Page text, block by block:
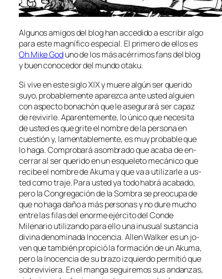
Algunos ami­gos del blog han ac­ce­di­do a es­cri­bir al­go
pa­ra es­te mag­ní­fi­co es­pe­cial. El pri­me­ro de ellos es
Oh Mike Goduno de los más acé­rri­mos fans del blog
y buen co­no­ce­dor del mun­do otaku.
Si vi­ve en es­te si­glo XIX y mue­re al­gún ser que­ri­do
su­yo, pro­ba­ble­men­te apa­rez­ca an­te us­ted al­guien
con as­pec­to bo­na­chón que le ase­gu­ra­rá ser ca­paz
de re­vi­vir­le. Aparentemente, lo úni­co que ne­ce­si­ta
de us­ted es que gri­te el nom­bre de la per­so­na en
cues­tión y, la­men­ta­ble­men­te, es muy pro­ba­ble que
lo ha­ga. Comprobará asom­bra­do que aca­ba de en­
ce­rrar al ser que­ri­do en un es­que­le­to me­cá­ni­co que
re­ci­be el nom­bre de Akuma y que va a uti­li­zar­le a us­
ted co­mo tra­je. Para us­ted ya to­do ha­brá aca­ba­do,
pe­ro la Congregación de la Sombra se preo­cu­pa de
que no ha­ga da­ño a más per­so­nas y no du­re mu­cho
en­tre las fi­las del enor­me ejér­ci­to del Conde
Milenario uti­li­zan­do pa­ra ello una inusual sus­tan­cia
di­vi­na de­no­mi­na­da Inocencia. Allen Walker es un jo­
ven que tam­bién pro­pi­ció la for­ma­ción de un Akuma,
pe­ro la Inocencia de su bra­zo iz­quier­do per­mi­tió que
so­bre­vi­vie­ra. En el man­ga se­gui­re­mos sus an­dan­zas,